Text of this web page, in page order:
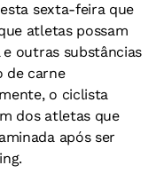
sexta-feira que
atletas possam
outras substâncias
de carne
o ciclista
dos atletas que
após ser